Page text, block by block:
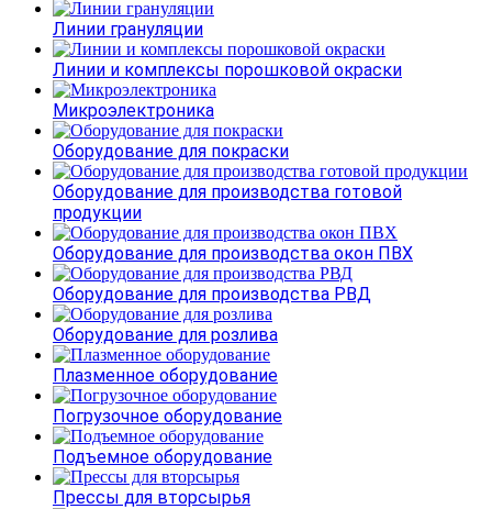
Линии грануляции
Линии и комплексы порошковой окраски
Микроэлектроника
Оборудование для покраски
Оборудование для производства готовой
продукции
Оборудование для производства окон ПВХ
Оборудование для производства РВД
Оборудование для розлива
Плазменное оборудование
Погрузочное оборудование
Подъемное оборудование
Прессы для вторсырья